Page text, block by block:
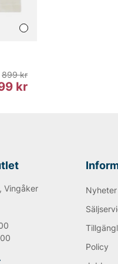
kr
899 kr
Vingåker
Nyheter
Policy